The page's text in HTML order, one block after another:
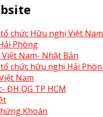
chức Hữu nghị Việt Nam
Phòng
Nam- Nhật Bản
chức hữu nghị Hải
Nam
ĐH QG TP HCM
Khoán